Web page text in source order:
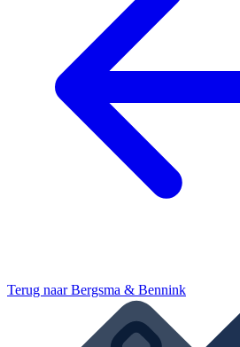
Terug naarBergsma & Bennink